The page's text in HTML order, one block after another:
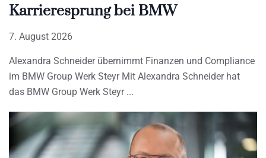
Karrieresprung bei BMW
7. August 2026
Alexandra Schneider übernimmt Finanzen und Compliance
im BMW Group Werk Steyr Mit Alexandra Schneider hat
das BMW Group Werk Steyr